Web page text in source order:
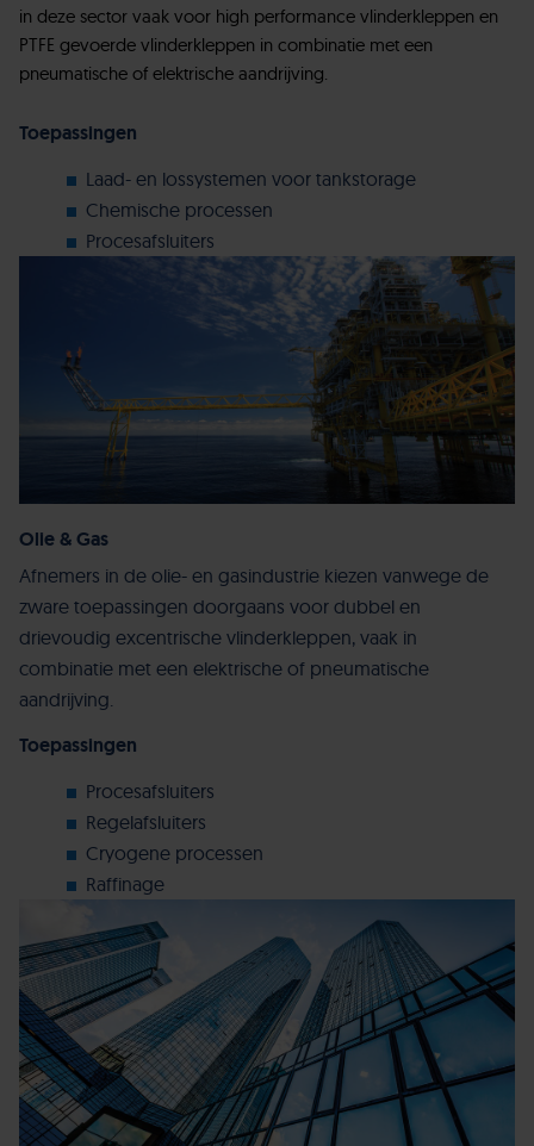
in deze sector vaak voor high performance vlinderkleppen en
PTFE gevoerde vlinderkleppen in combinatie met een
pneumatische of elektrische aandrijving.
Toepassingen
Laad- en lossystemen voor tankstorage
Chemische processen
Procesafsluiters
Olie & Gas
Afnemers in de olie- en gasindustrie kiezen vanwege de
zware toepassingen doorgaans voor dubbel en
drievoudig excentrische vlinderkleppen, vaak in
combinatie met een elektrische of pneumatische
aandrijving.
Toepassingen
Procesafsluiters
Regelafsluiters
Cryogene processen
Raffinage